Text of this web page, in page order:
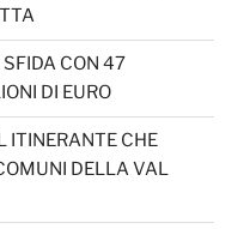
CON 47
DI EURO
ITINERANTE CHE
DELLA VAL